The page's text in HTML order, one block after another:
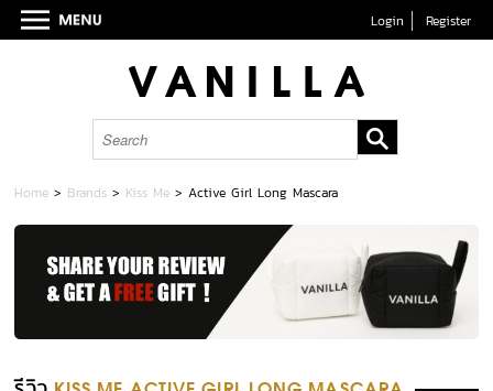
Login Register
Home > Brands > Kiss Me >Active Girl Long Mascara